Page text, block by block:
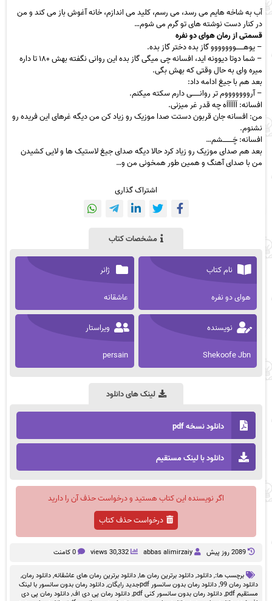
آب به شاخه هایم می‬ رسد، می رسم، کلید می اندازم، خانه آغوش باز می کند و من
در کنار دست نوشته های تو گرم می شوم…
قسمتی از رمان هوای دو نفره
– یوهــــــووووووو گاز بده دختر گاز بده‬.
– شما دوتا دیوونه اید، افسانه چی میگی گاز بده این روانی نگفته بهش ۱۸۰ تا داره
میره وای به حال وقتی که بهش‬ بگی‬.
بعد هم با جیغ ادامه داد:‬
– آروووووووم تر روانــــــی دارم سکته میکنم‬.
افسانه: اَاَاَاَاَاَه چه قدر غر میزنی‬.
من: افسانه جان قربون دستت صدا موزیک رو زیاد کن من دیگه غرهای این فریده رو
نشنوم‬.
افسانه: چَــــــــشم‬…
بعد هم صدای موزیک رو زیاد کرد حالا دیگه صدای جیغ لاستیک ها و لایی کشیدن
من با صدای آهنگ و همین طور‬ همخونی من و‬…
اشتراک گذاری
مشخصات کتاب
نام کتاب
هوای دو نفره
ژانر
عاشقانه
نویسنده
Shekoofe Jbn
ویراستار
persain
لینک های دانلود
دانلود نسخه pdf
دانلود با لینک مستقیم
اگر نویسنده این کتاب هستید و درخواست حذف آن را دارید
درخواست حذف کتاب
2089 روز پيش abbas alimirzaiy
30,332 views 0 کامنت
برچسب ها:,دانلود,دانلود برترین رمان ها,دانلود برترین رمان های عاشقانه,دانلود رمان,
دانلود رمان 99
,دانلود رمان بدون سانسور pdfجدید رایگان ,دانلود رمان بدون سانسور با لینک
مستقیم pdf
,دانلود رمان بدون سانسور کنی pdf ,دانلود رمان پی دی اف,دانلود رمان پی دی